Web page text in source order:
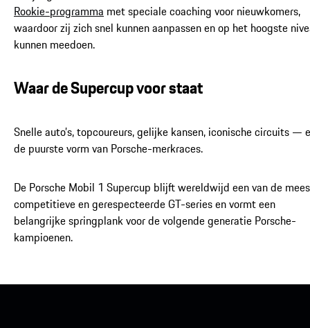
Rookie-programma met speciale coaching voor nieuwkomers,
waardoor zij zich snel kunnen aanpassen en op het hoogste
kunnen meedoen.
Waar de Supercup voor staat
Snelle auto’s, topcoureurs, gelijke kansen, iconische circuits —
de puurste vorm van Porsche-merkraces.
De Porsche Mobil 1 Supercup blijft wereldwijd een van de
competitieve en gerespecteerde GT-series en vormt een
belangrijke springplank voor de volgende generatie Porsche-
kampioenen.